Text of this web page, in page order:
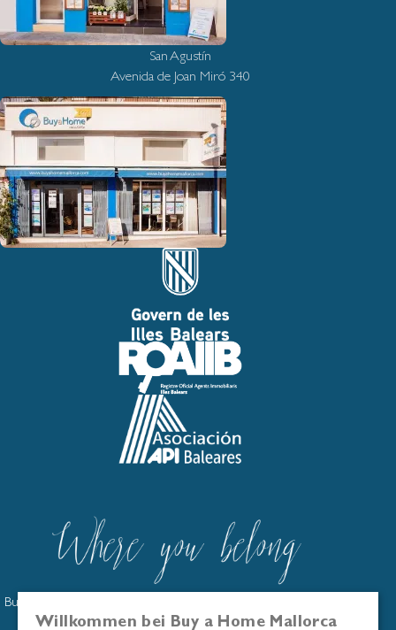
San Agustín
Avenida de Joan Miró 340
Buy a Home Mallorca ist im offiziellen Immobilienmaklerregister
der Balearen eingetragen: GOIBE586263/2024
Willkommen bei Buy a Home Mallorca